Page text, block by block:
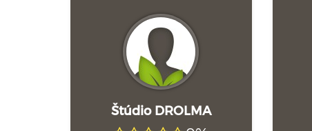
Štúdio DROLMA